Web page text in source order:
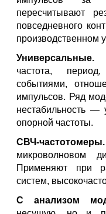
пересчитывают
повседневного
производственном
Универсальные.
частота,
событиями,
импульсов. Ряд
нестабильность —
опорной частоты.
СВЧ-частотомеры.
микроволновом
Применяют при
систем,
С анализом